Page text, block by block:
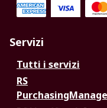
Servizi
Tutti i servizi
RS